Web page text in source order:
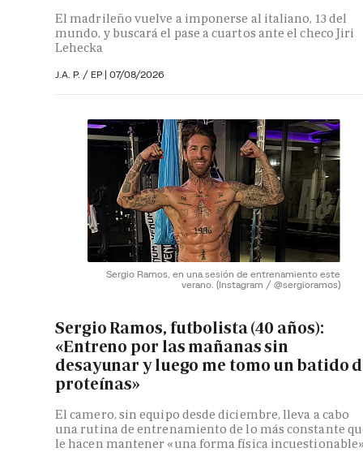
El madrileño vuelve a imponerse al italiano, 13 del
mundo, y buscará el pase a cuartos ante el checo Jiri
Lehecka
J.A. P. / EP | 07/08/2026
Sergio Ramos, en una sesión de entrenamiento este
verano. (Instagram / @sergioramos)
Sergio Ramos, futbolista (40 años):
«Entreno por las mañanas sin
desayunar y luego me tomo un batido
proteínas»
El camero, sin equipo desde diciembre, lleva a cabo
una rutina de entrenamiento de lo más constante
le hacen mantener «una forma física